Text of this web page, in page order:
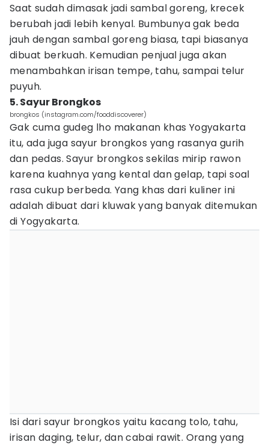
Saat sudah dimasak jadi sambal goreng, krecek
berubah jadi lebih kenyal. Bumbunya gak beda
jauh dengan sambal goreng biasa, tapi biasanya
dibuat berkuah. Kemudian penjual juga akan
menambahkan irisan tempe, tahu, sampai telur
puyuh.
5. Sayur Brongkos
brongkos (instagram.com/fooddiscoverer)
Gak cuma gudeg lho makanan khas Yogyakarta
itu, ada juga sayur brongkos yang rasanya gurih
dan pedas. Sayur brongkos sekilas mirip rawon
karena kuahnya yang kental dan gelap, tapi soal
rasa cukup berbeda. Yang khas dari kuliner ini
adalah dibuat dari kluwak yang banyak ditemukan
di Yogyakarta.
Isi dari sayur brongkos yaitu kacang tolo, tahu,
irisan daging, telur, dan cabai rawit. Orang yang